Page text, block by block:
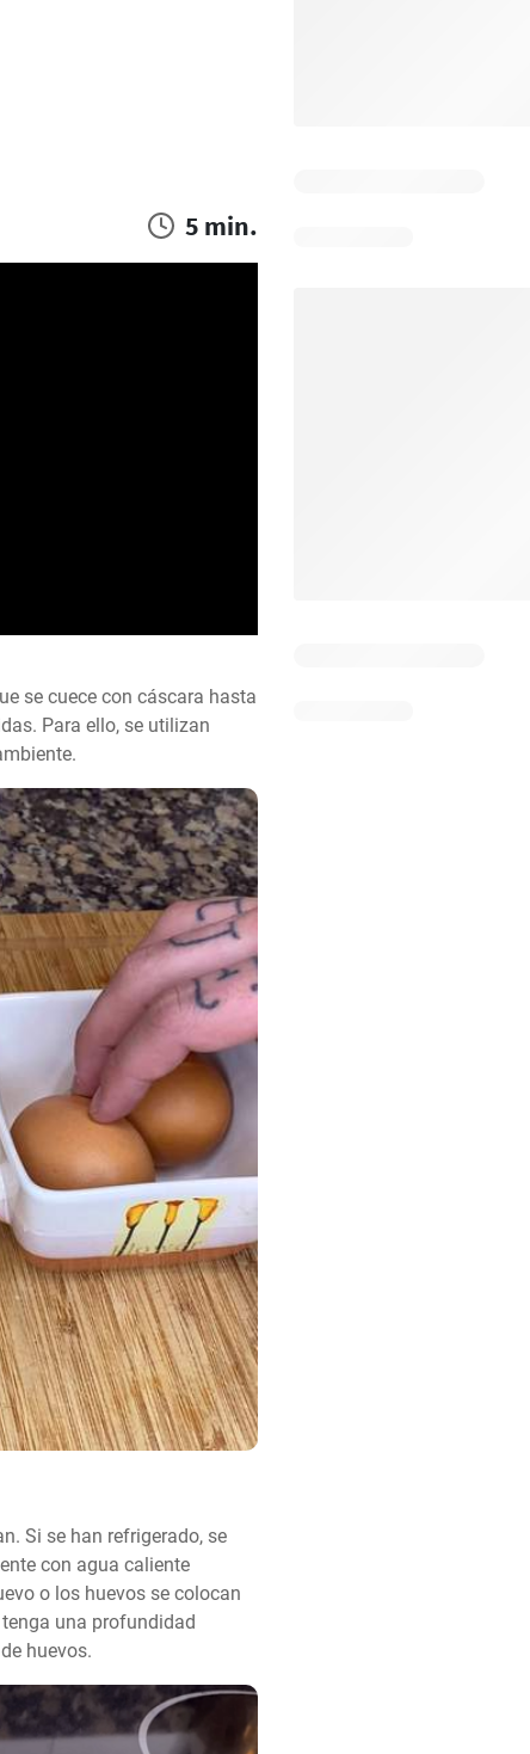
5 min.
se cuece con cáscara hasta
Para ello, se utilizan
Si se han refrigerado, se
con agua caliente
o los huevos se colocan
una profundidad
huevos.